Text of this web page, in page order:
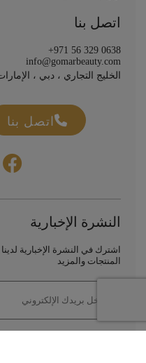
اتصل بنا
+971 56 329 0638
info@gomarbeauty.com
الخليج التجاري ، دبي ،
اتصل بنا
النشرة الإخبارية
اشترك في النشرة الإخبارية
المنتجات والمزيد